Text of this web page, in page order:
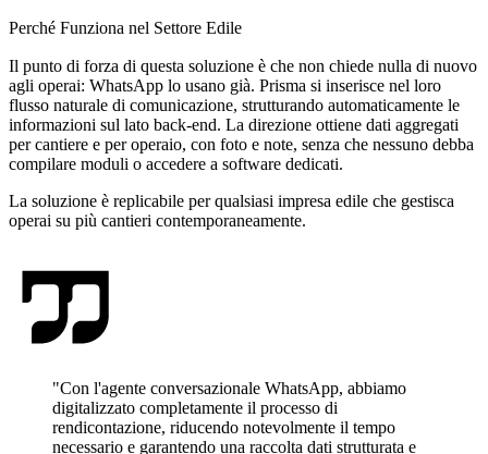
Perché Funziona nel Settore Edile
Il punto di forza di questa soluzione è che non chiede nulla di nuovo
agli operai: WhatsApp lo usano già. Prisma si inserisce nel loro
flusso naturale di comunicazione, strutturando automaticamente le
informazioni sul lato back-end. La direzione ottiene dati aggregati
per cantiere e per operaio, con foto e note, senza che nessuno debba
compilare moduli o accedere a software dedicati.
La soluzione è replicabile per qualsiasi impresa edile che gestisca
operai su più cantieri contemporaneamente.
"Con l'agente conversazionale WhatsApp, abbiamo
digitalizzato completamente il processo di
rendicontazione, riducendo notevolmente il tempo
necessario e garantendo una raccolta dati strutturata e